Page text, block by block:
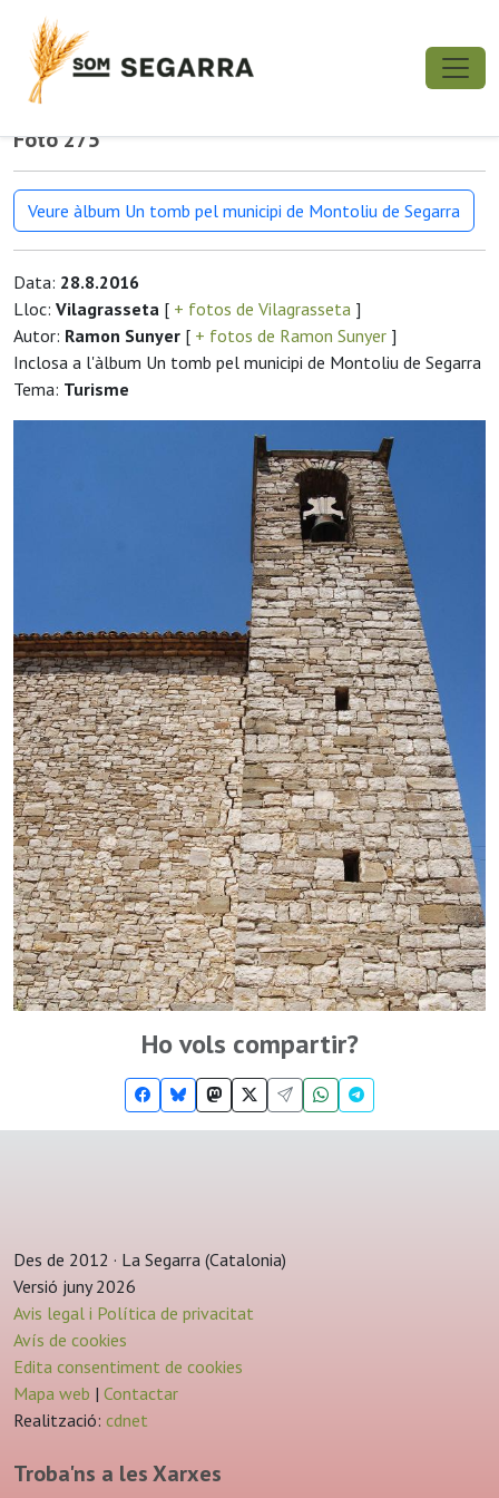
Foto 275
Veure àlbum Un tomb pel municipi de Montoliu de Segarra
Data: 28.8.2016
Lloc: Vilagrasseta [ + fotos de Vilagrasseta ]
Autor: Ramon Sunyer [ + fotos de Ramon Sunyer ]
Inclosa a l'àlbum Un tomb pel municipi de Montoliu de Segarra
Tema: Turisme
Ho vols compartir?
Des de 2012 · La Segarra (Catalonia)
Versió juny 2026
Avis legal i Política de privacitat
Avís de cookies
Edita consentiment de cookies
Mapa web | Contactar
Realització: cdnet
Troba'ns a les Xarxes